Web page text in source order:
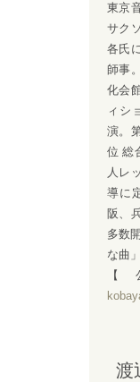
東京
サク
各氏
師事
化会
ィシ
演。
位 総
人レ
導に
阪、
多数
な曲
渡